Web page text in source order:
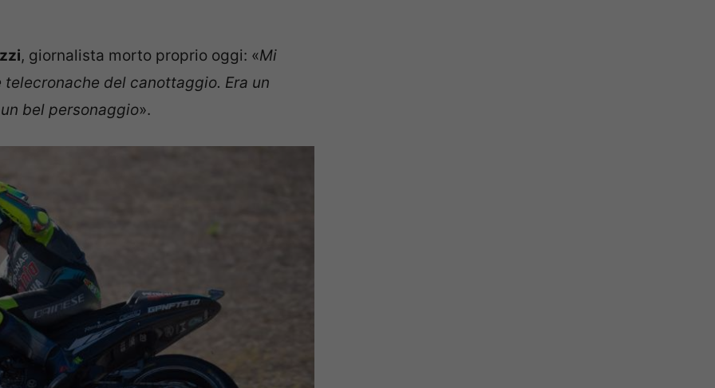
, giornalista morto proprio oggi: «Mi
del canottaggio. Era un
bel personaggio».